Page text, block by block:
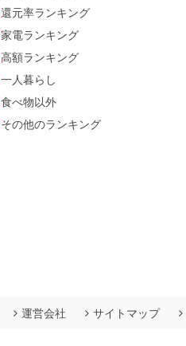
還元率ランキング
家電ランキング
高額ランキング
一人暮らし
食べ物以外
その他のランキング
運営会社 サイトマップ